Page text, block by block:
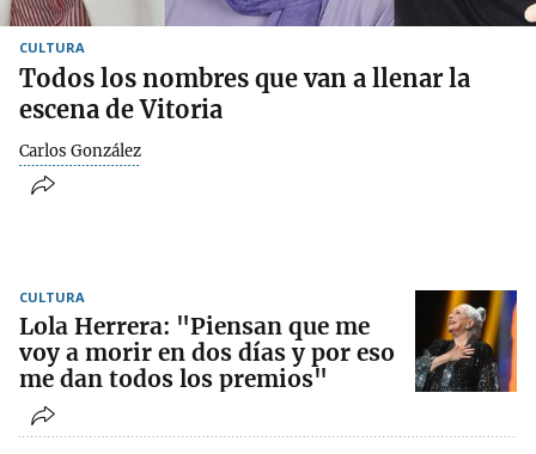
CULTURA
Todos los nombres que van a llenar la
escena de Vitoria
Carlos González
CULTURA
Lola Herrera: "Piensan que me
voy a morir en dos días y por eso
me dan todos los premios"